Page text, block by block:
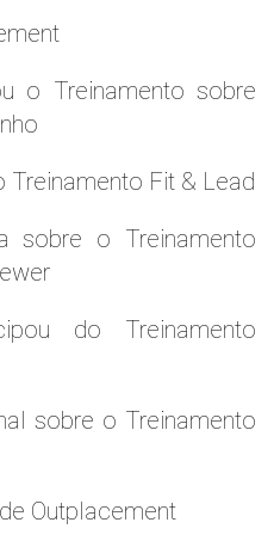
o Treinamento sobre
Treinamento Fit & Lead
sobre o Treinamento
do Treinamento
sobre o Treinamento
Outplacement